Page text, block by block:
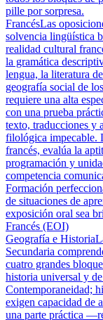
pille por sorpresa.
FrancésLas
solvencia lingüística
realidad cultural
la gramática
lengua, la literatura
geografía social de
requiere una alta
con una prueba
texto, traducciones y
filológica impecable.
francés, evalúa la
programación y
competencia
Formación
de situaciones de
exposición oral sea
Francés (EOI)
Geografía e Historia
Secundaria
cuatro grandes
historia universal y
Contemporaneidad;
exigen capacidad de
una parte práctica